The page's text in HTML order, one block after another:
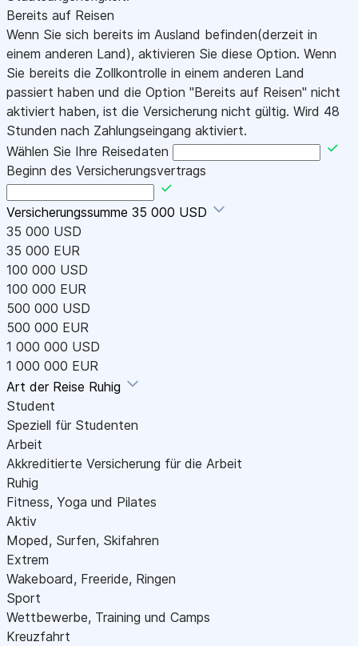
Bereits auf Reisen
Wenn Sie sich bereits im Ausland befinden(derzeit in
einem anderen Land), aktivieren Sie diese Option. Wenn
Sie bereits die Zollkontrolle in einem anderen Land
passiert haben und die Option "Bereits auf Reisen" nicht
aktiviert haben, ist die Versicherung nicht gültig. Wird 48
Stunden nach Zahlungseingang aktiviert.
Wählen Sie Ihre Reisedaten
Beginn des Versicherungsvertrags
Versicherungssumme 35 000 USD
35 000 USD
35 000 EUR
100 000 USD
100 000 EUR
500 000 USD
500 000 EUR
1 000 000 USD
1 000 000 EUR
Art der Reise Ruhig
Student
Speziell für Studenten
Arbeit
Akkreditierte Versicherung für die Arbeit
Ruhig
Fitness, Yoga und Pilates
Aktiv
Moped, Surfen, Skifahren
Extrem
Wakeboard, Freeride, Ringen
Sport
Wettbewerbe, Training und Camps
Kreuzfahrt